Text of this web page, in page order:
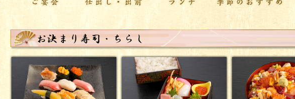
delivery lunch season